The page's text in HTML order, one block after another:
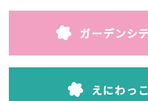
ガーデンシ
えにわっ